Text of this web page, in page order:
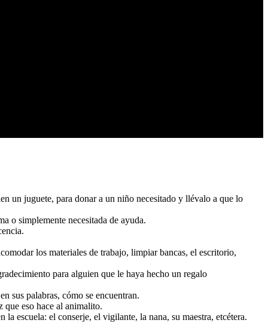
un juguete, para donar a un niño necesitado y llévalo a que lo
o simplemente necesitada de ayuda.
los materiales de trabajo, limpiar bancas, el escritorio,
para alguien que le haya hecho un regalo
sus palabras, cómo se encuentran.
eso hace al animalito.
escuela: el conserje, el vigilante, la nana, su maestra, etcétera.